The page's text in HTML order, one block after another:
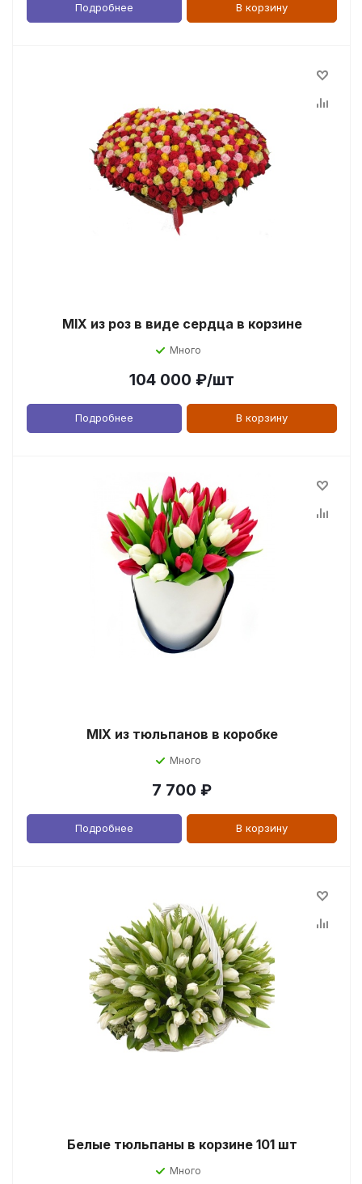
Подробнее В корзину
MIX из роз в виде сердца в корзине
Много
104 000 ₽/шт
Подробнее В корзину
MIX из тюльпанов в коробке
Много
7 700 ₽
Подробнее В корзину
Белые тюльпаны в корзине 101 шт
Много